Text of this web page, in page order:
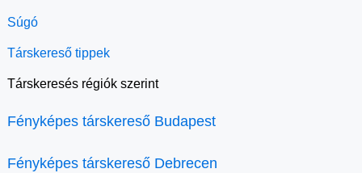
Súgó
Társkereső tippek
Társkeresés régiók szerint
Fényképes társkereső Budapest
Fényképes társkereső Debrecen